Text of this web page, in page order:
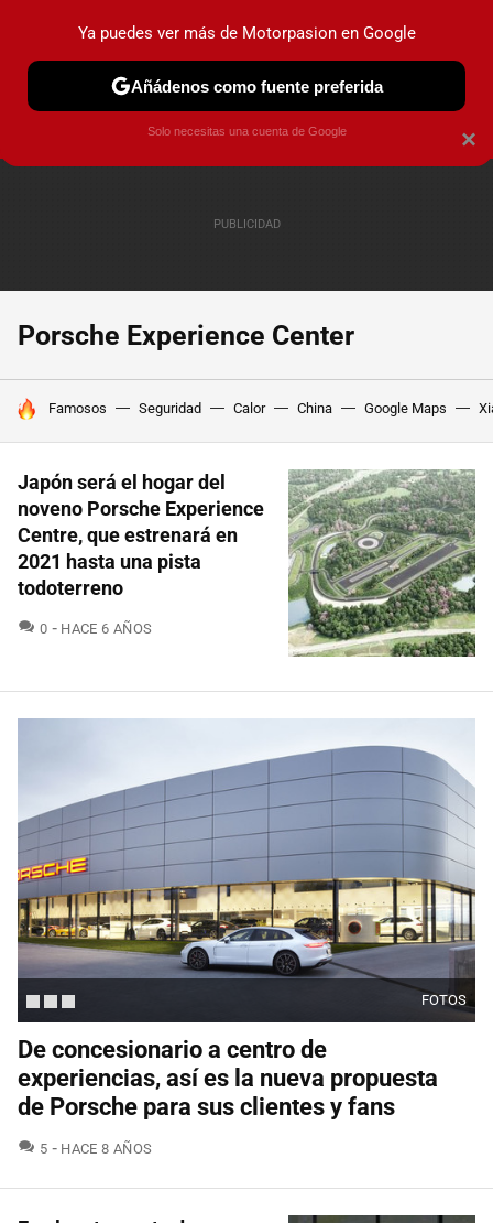
PRUEBAS COCHES ELÉCTRICOS OBSERVATORIO
Porsche Experience Center
HOY SE HABLA DE
Famosos Seguridad Calor China Google Maps
Japón será el hogar del
noveno Porsche Experience
Centre, que estrenará en
2021 hasta una pista
todoterreno
0 COMENTARIOS
HACE 6 AÑOS
FOTOS
De concesionario a centro de
experiencias, así es la nueva propuesta
de Porsche para sus clientes y fans
5 COMENTARIOS
HACE 8 AÑOS
×
Ya puedes ver más de Motorpasion en Google
Añádenos como fuente preferida
Solo necesitas una cuenta de Google